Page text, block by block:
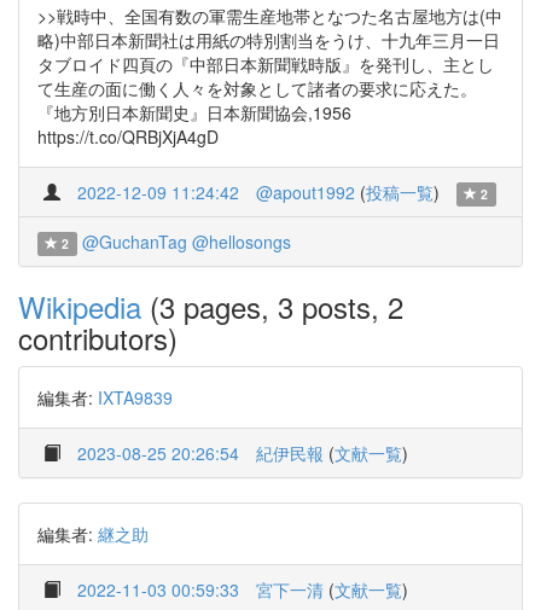
>>戦時中、全国有数の軍需生産地帯となつた名古屋地方は(中
略)中部日本新聞社は用紙の特別割当をうけ、十九年三月一日
タブロイド四頁の『中部日本新聞戦時版』を発刊し、主とし
て生産の面に働く人々を対象として諸者の要求に応えた。
『地方別日本新聞史』日本新聞協会,1956
https://t.co/QRBjXjA4gD
2022-12-09 11:24:42 @apout1992 (投稿一覧) 2
2 @GuchanTag @hellosongs
Wikipedia (3 pages, 3 posts, 2
contributors)
編集者: IXTA9839
2023-08-25 20:26:54 紀伊民報 (文献一覧)
編集者: 継之助
2022-11-03 00:59:33 宮下一清 (文献一覧)